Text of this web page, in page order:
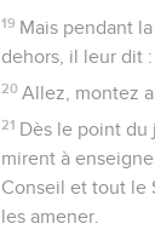
19 Mais pendant
dehors, il leur dit
20 Allez, montez
21 Dès le point du
mirent à
Conseil et tout le
les amener.